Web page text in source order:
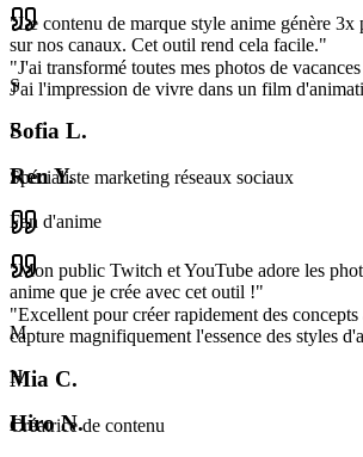
"Le contenu de marque style anime génère 3x
sur nos canaux. Cet outil rend cela facile."
S
Sofia L.
Spécialiste marketing réseaux sociaux
"Mon public Twitch et YouTube adore les
anime que je crée avec cet outil !"
M
Mia C.
Créatrice de contenu
"J'ai transformé toutes mes photos de
J'ai l'impression de vivre dans un film
R
Ren Y.
Fan d'anime
"Excellent pour créer rapidement des
capture magnifiquement l'essence des styles
H
Hiro N.